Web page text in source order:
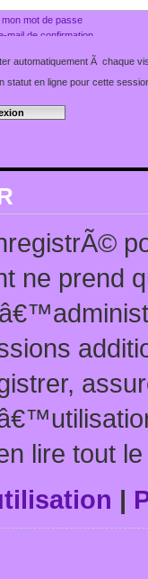
mot de passe
mail de confirmation
automatiquement Ã chaque
statut en ligne pour cette
ne prend
lire tout
|